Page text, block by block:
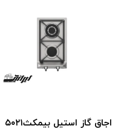
اجاق گاز استیل بیمکث۵۰۲۱